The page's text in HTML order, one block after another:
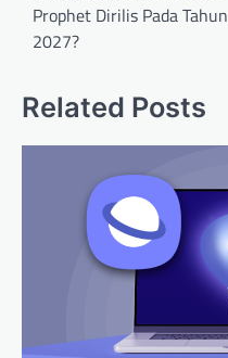
Prophet Dirilis Pada Tahun
2027?
Related Posts